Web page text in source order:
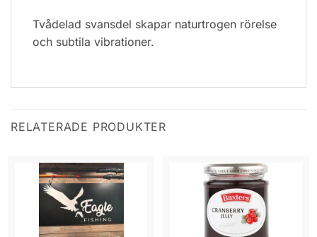
Tvådelad svansdel skapar naturtrogen rörelse
och subtila vibrationer.
RELATERADE PRODUKTER